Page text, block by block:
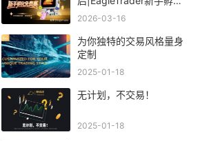
免费赛!零成本解锁分润
2026-03-16
为你独特的交易风格量身
定制
2025-01-18
无计划，不交易！
2025-01-18